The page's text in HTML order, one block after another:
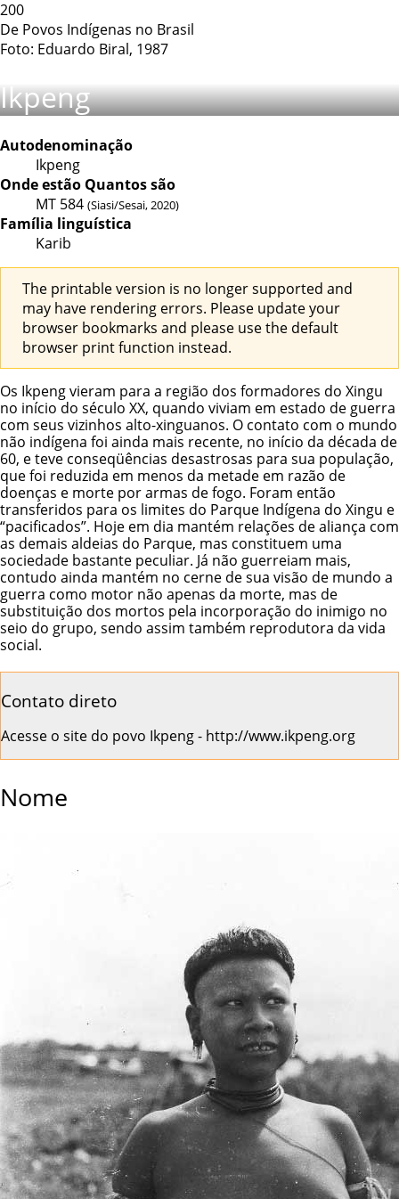
200
De Povos Indígenas no Brasil
Foto: Eduardo Biral, 1987
Ikpeng
Autodenominação
Ikpeng
Onde estão Quantos são
MT 584 (Siasi/Sesai, 2020)
Família linguística
Karib
The printable version is no longer supported and
may have rendering errors. Please update your
browser bookmarks and please use the default
browser print function instead.
Os Ikpeng vieram para a região dos formadores do Xingu
no início do século XX, quando viviam em estado de guerra
com seus vizinhos alto-xinguanos. O contato com o mundo
não indígena foi ainda mais recente, no início da década de
60, e teve conseqüências desastrosas para sua população,
que foi reduzida em menos da metade em razão de
doenças e morte por armas de fogo. Foram então
transferidos para os limites do Parque Indígena do Xingu e
“pacificados”. Hoje em dia mantém relações de aliança com
as demais aldeias do Parque, mas constituem uma
sociedade bastante peculiar. Já não guerreiam mais,
contudo ainda mantém no cerne de sua visão de mundo a
guerra como motor não apenas da morte, mas de
substituição dos mortos pela incorporação do inimigo no
seio do grupo, sendo assim também reprodutora da vida
social.
Contato direto
Acesse o site do povo Ikpeng - http://www.ikpeng.org
Nome